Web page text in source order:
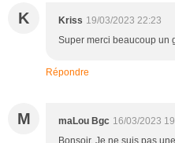
K Kriss 19/03/2023 22:23
Super merci beaucoup un
Répondre
M maLou Bgc 16/03/2023